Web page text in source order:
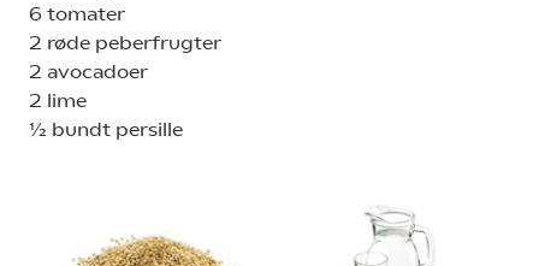
6 tomater
2 røde peberfrugter
2 avocadoer
2 lime
½ bundt persille